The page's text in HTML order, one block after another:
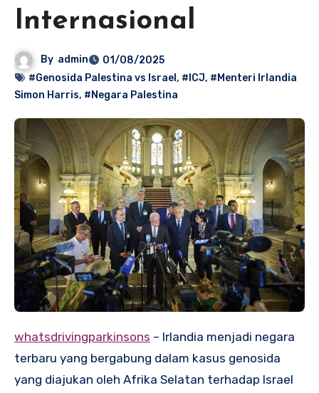
Internasional
By admin
01/08/2025
#Genosida Palestina vs Israel , #ICJ, #Menteri Irlandia
Simon Harris, #Negara Palestina
whatsdrivingparkinsons – Irlandia menjadi negara
terbaru yang bergabung dalam kasus genosida
yang diajukan oleh Afrika Selatan terhadap Israel